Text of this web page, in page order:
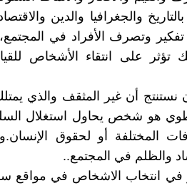
والجغرافيا والدين
تفكير وتصرف الأفراد في
تؤثر على انتقاء الأشخاص
نستنتج أن غير المثقف والذي
هو شخص يحاول استغلال
المختلفة أو لحقوق
والظلم في المجتمع..
في انتخاب الاشخاص في مواقع